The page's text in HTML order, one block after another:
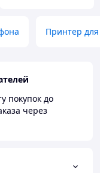
Принтер
покупок до
через